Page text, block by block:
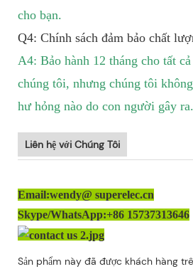
cho bạn.
Q4: Chính sách đảm bảo chất
A4: Bảo hành 12 tháng cho tất
chúng tôi, nhưng chúng tôi
hư hỏng nào do con người gây ra.
Liên hệ với Chúng Tôi
Email:wendy@ superelec.cn
Skype/WhatsApp:+86 15737313646
Sản phẩm này đã được khách hàng